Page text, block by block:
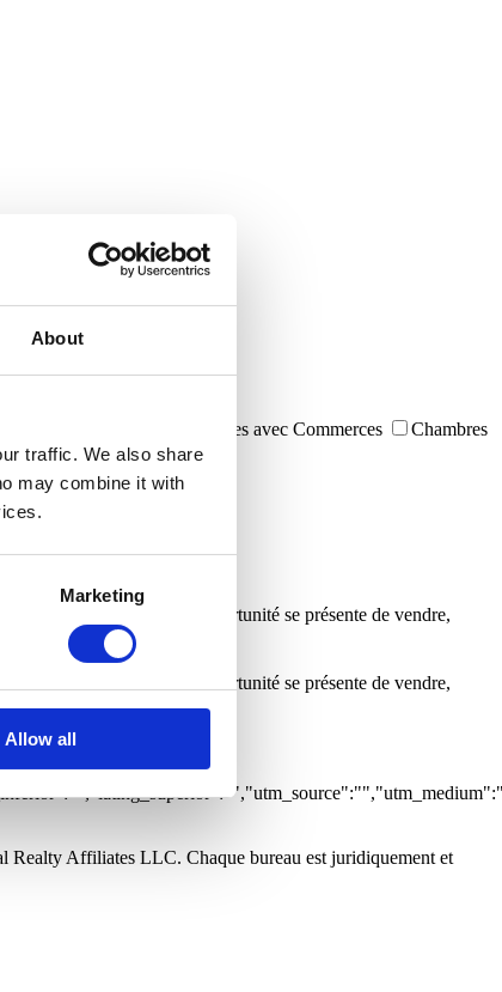
About
traffic. We also share
may combine it with
Marketing
Allow all
Immeubles avec Commerces
Chambres
Vista Rio
m’informer dès qu’une opportunité se présente de vendre,
m’informer dès qu’une opportunité se présente de vendre,
Realty Affiliates LLC. Chaque bureau est juridiquement et